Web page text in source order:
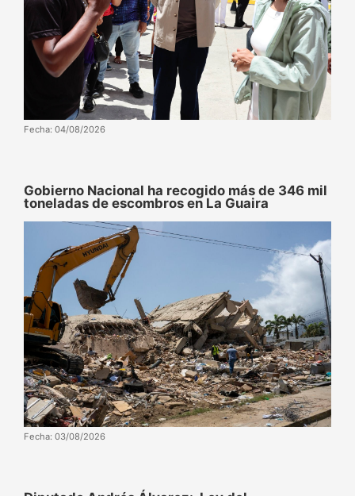
Fecha: 04/08/2026
Gobierno Nacional ha recogido más de 346 mil
toneladas de escombros en La Guaira
Fecha: 03/08/2026